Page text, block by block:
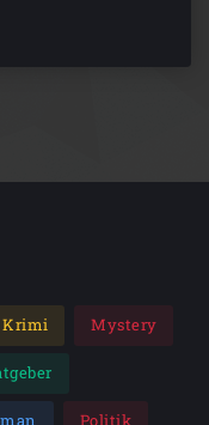
Krimi Mystery
Politik